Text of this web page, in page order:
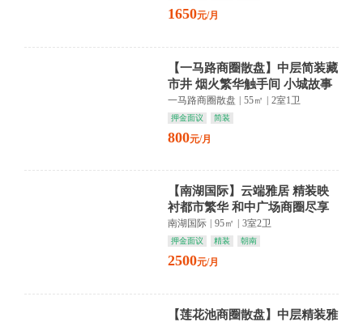
1650元/月
【一马路商圈散盘】中层简装藏
市井 烟火繁华触手间 小城故事
正当时
一马路商圈散盘 | 55㎡ | 2室1卫
押金面议 简装
800元/月
【南湖国际】云端雅居 精装映
衬都市繁华 和中广场商圈尽享
生活品质
南湖国际 95㎡ 3室2卫
押金面议 精装 朝南
2500元/月
【莲花池商圈散盘】中层精装雅